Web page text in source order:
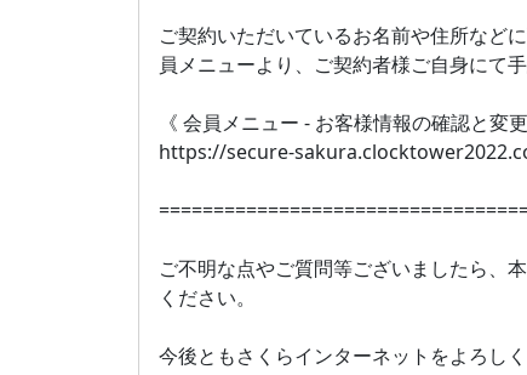
ご契約いただいているお名前や住所など
員メニューより、ご契約者様ご自身にて
《 会員メニュー - お客様情報の確認と変更
https://secure-
ご不明な点やご質問等ございましたら、
ください。
今後ともさくらインターネットをよろしく